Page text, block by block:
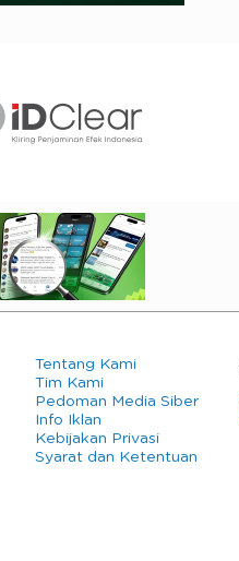
Tentang Kami
Tim Kami
Pedoman Media Siber
Info Iklan
Kebijakan Privasi
Syarat dan Ketentuan